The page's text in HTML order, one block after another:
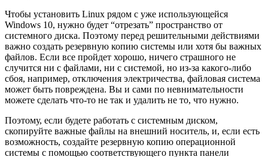
Чтобы установить Linux рядом с уже использующейся
Windows 10, нужно будет “отрезать” пространство от
системного диска. Поэтому перед решительными действиями
важно создать резервную копию системы или хотя бы важных
файлов. Если все пройдет хорошо, ничего страшного не
случится ни с файлами, ни с системой, но из-за какого-либо
сбоя, например, отключения электричества, файловая система
может быть повреждена. Вы и сами по невнимательности
можете сделать что-то не так и удалить не то, что нужно.
Поэтому, если будете работать с системным диском,
скопируйте важные файлы на внешний носитель, и, если есть
возможность, создайте резервную копию операционной
системы с помощью соответствующего пункта панели